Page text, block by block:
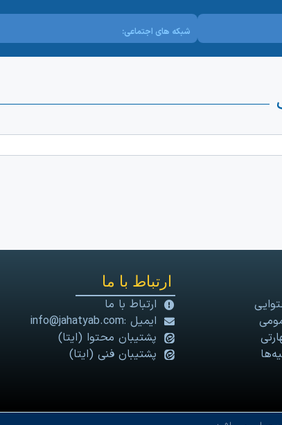
شبکه های اجتماعی:
ارتباط با ما
ارتباط با ما
ایمیل :info@jahatyab.com
پشتیبان محتوا (ایتا)
پشتیبان فنی (ایتا)